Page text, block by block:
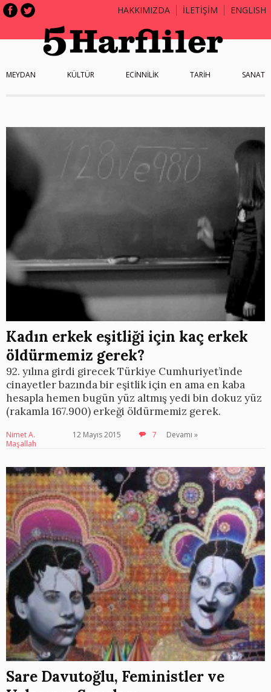
HAKKIMIZDA İLETİŞİM ENGLISH
MEYDAN KÜLTÜR ECİNNİLİK TARİH SANAT
Kadın erkek eşitliği için kaç erkek
öldürmemiz gerek?
92. yılına girdi girecek Türkiye Cumhuriyet’inde
cinayetler bazında bir eşitlik için en ama en kaba
hesapla hemen bugün yüz altmış yedi bin dokuz yüz
(rakamla 167.900) erkeği öldürmemiz gerek.
Nimet A.
Maşallah
12 Mayıs 2015 7 Devamı »
Sare Davutoğlu, Feministler ve